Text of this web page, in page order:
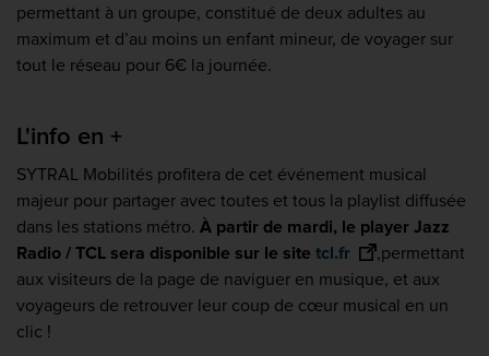
permettant à un groupe, constitué de deux adultes au
maximum et d’au moins un enfant mineur, de voyager sur
tout le réseau pour 6€ la journée.
L'info en +
SYTRAL Mobilités profitera de cet événement musical
majeur pour partager avec toutes et tous la playlist diffusée
dans les stations métro. À partir de mardi, le player Jazz
Radio / TCL sera disponible sur le site tcl.fr ,permettant
aux visiteurs de la page de naviguer en musique, et aux
voyageurs de retrouver leur coup de cœur musical en un
clic !